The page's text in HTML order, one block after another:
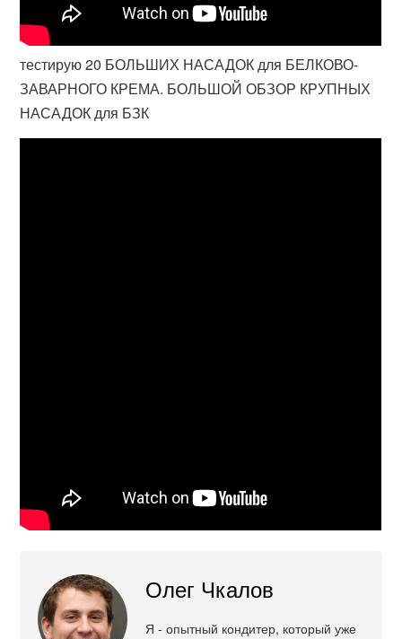
тестирую 20 БОЛЬШИХ НАСАДОК для БЕЛКОВО-
ЗАВАРНОГО КРЕМА. БОЛЬШОЙ ОБЗОР КРУПНЫХ
НАСАДОК для БЗК
Олег Чкалов
Я - опытный кондитер, который уже